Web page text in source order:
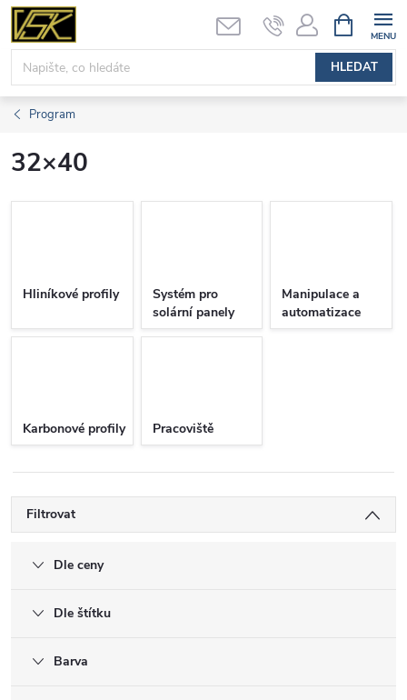
Přejít
obsah
HLEDAT
NÁKUPNÍ
KOŠÍK
Program
32×40
Hliníkové profily
Systém pro
solární panely
Manipulace a
automatizace
Karbonové profily Pracoviště
Filtrovat
Dle ceny
Dle štítku
Barva